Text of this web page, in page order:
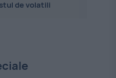
de volatili